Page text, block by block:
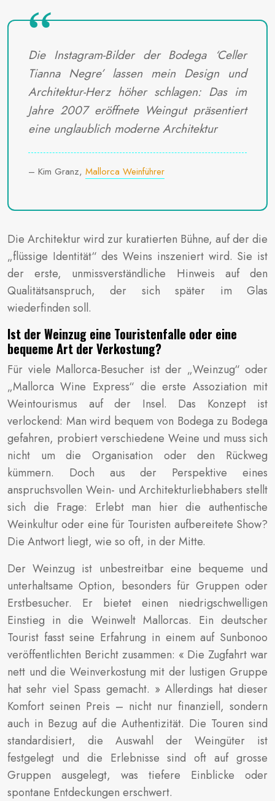
Die Instagram-Bilder der Bodega ‘Celler
Tianna Negre’ lassen mein Design und
Architektur-Herz höher schlagen: Das im
Jahre 2007 eröffnete Weingut präsentiert
eine unglaublich moderne Architektur
– Kim Granz, Mallorca Weinführer
Die Architektur wird zur kuratierten Bühne, auf der die
„flüssige Identität“ des Weins inszeniert wird. Sie ist
der erste, unmissverständliche Hinweis auf den
Qualitätsanspruch, der sich später im Glas
wiederfinden soll.
Ist der Weinzug eine Touristenfalle oder eine
bequeme Art der Verkostung?
Für viele Mallorca-Besucher ist der „Weinzug“ oder
„Mallorca Wine Express“ die erste Assoziation mit
Weintourismus auf der Insel. Das Konzept ist
verlockend: Man wird bequem von Bodega zu Bodega
gefahren, probiert verschiedene Weine und muss sich
nicht um die Organisation oder den Rückweg
kümmern. Doch aus der Perspektive eines
anspruchsvollen Wein- und Architekturliebhabers stellt
sich die Frage: Erlebt man hier die authentische
Weinkultur oder eine für Touristen aufbereitete Show?
Die Antwort liegt, wie so oft, in der Mitte.
Der Weinzug ist unbestreitbar eine bequeme und
unterhaltsame Option, besonders für Gruppen oder
Erstbesucher. Er bietet einen niedrigschwelligen
Einstieg in die Weinwelt Mallorcas. Ein deutscher
Tourist fasst seine Erfahrung in einem auf Sunbonoo
veröffentlichten Bericht zusammen: « Die Zugfahrt war
nett und die Weinverkostung mit der lustigen Gruppe
hat sehr viel Spass gemacht. » Allerdings hat dieser
Komfort seinen Preis – nicht nur finanziell, sondern
auch in Bezug auf die Authentizität. Die Touren sind
standardisiert, die Auswahl der Weingüter ist
festgelegt und die Erlebnisse sind oft auf grosse
Gruppen ausgelegt, was tiefere Einblicke oder
spontane Entdeckungen erschwert.